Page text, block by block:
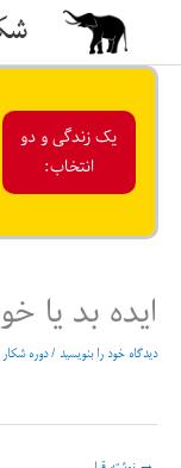
محتوا
یک زندگی و دو
انتخاب:
ایده بد یا
دیدگاه‌ خود را بنویسید /دوره شکار